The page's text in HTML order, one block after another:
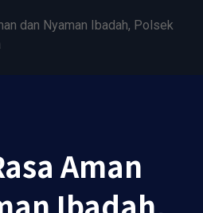
dan Nyaman Ibadah, Polsek
Aman